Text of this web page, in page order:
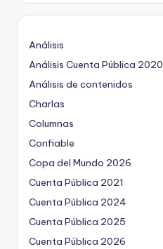
Análisis
Análisis Cuenta Pública 2020
Análisis de contenidos
Charlas
Columnas
Confiable
Copa del Mundo 2026
Cuenta Pública 2021
Cuenta Pública 2024
Cuenta Pública 2025
Cuenta Pública 2026